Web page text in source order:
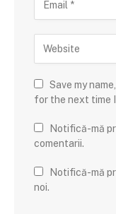
Save my
for the next time
Notifică-mă
comentarii.
Notifică-mă
noi.